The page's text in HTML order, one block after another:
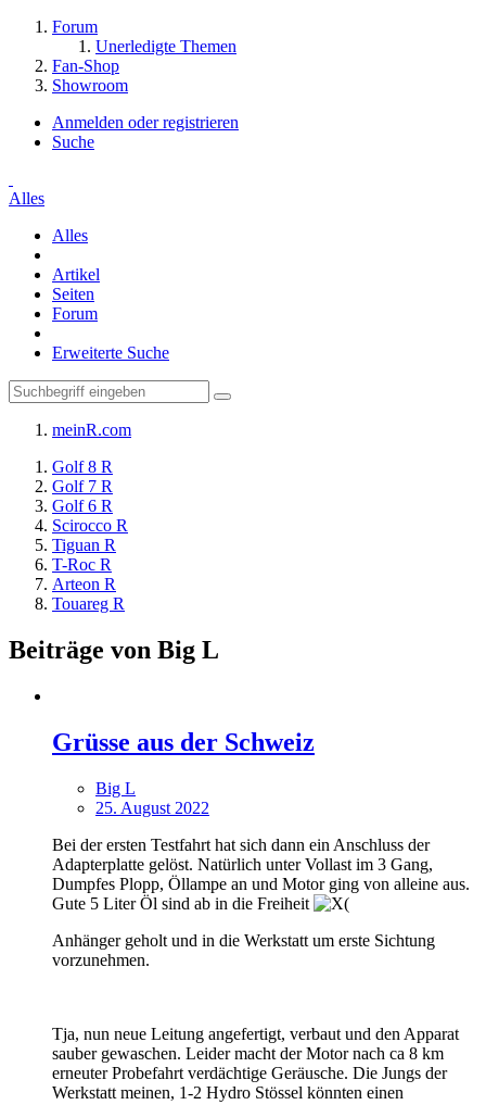
Forum
Unerledigte Themen
Fan-Shop
Showroom
Anmelden oder registrieren
Suche
Alles
Alles
Artikel
Seiten
Forum
Erweiterte Suche
meinR.com
Golf 8 R
Golf 7 R
Golf 6 R
Scirocco R
Tiguan R
T-Roc R
Arteon R
Touareg R
Beiträge von Big L
Grüsse aus der Schweiz
Big L
25. August 2022
Bei der ersten Testfahrt hat sich dann ein Anschluss der
Adapterplatte gelöst. Natürlich unter Vollast im 3 Gang,
Dumpfes Plopp, Öllampe an und Motor ging von alleine aus.
Gute 5 Liter Öl sind ab in die Freiheit
Anhänger geholt und in die Werkstatt um erste Sichtung
vorzunehmen.
Tja, nun neue Leitung angefertigt, verbaut und den Apparat
sauber gewaschen. Leider macht der Motor nach ca 8 km
erneuter Probefahrt verdächtige Geräusche. Die Jungs der
Werkstatt meinen, 1-2 Hydro Stössel könnten einen